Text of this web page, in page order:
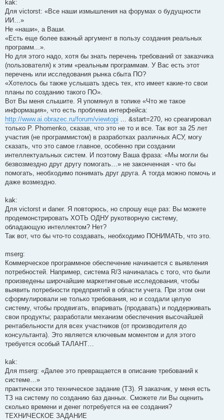
kak:
Для victorst: «Все наши измышления на форумах о будущности
ИИ…»
Не «наши», а Ваши.
«Есть еще более важный аргумент в пользу создания реальных
программ...».
Но для этого надо, хотя бы знать перечень требований от заказчика
(пользователя) к этим «реальным программам. У Вас есть этот
перечень или исследования рынка сбыта ПО?
«Хотелось бы также услышать здесь тех, кто имеет какие-то свои
планы по созданию такого ПО».
Вот Вы меня слышите. Я упомянул в топике «Что же такое
информация», что есть проблема интерфейса:
http://www.ai.obrazec.ru/forum/viewtopi ... &start=270, но среагировал
только P. Phomenko, сказав, что это не то и все. Так вот за 25 лет
участия (не программистом) в разработках различных АСУ, могу
сказать, что это самое главное, особенно при создании
интеллектуальных систем. И поэтому Ваша фраза: «Мы могли бы
безвозмездно друг другу помогать…» не законченная - что бы
помогать, необходимо понимать друг друга. А тогда можно помочь и
даже возмездно.
kak:
Для victorst и daner. Я повторюсь, но спрошу еще раз: Вы можете
продемонстрировать ХОТЬ ОДНУ рукотворную систему,
обладающую интеллектом? Нет?
Так вот, что бы что-то создавать, необходимо ПОНИМАТЬ, что это.
mserg:
Коммерческое программное обеспечение начинается с выявления
потребностей. Например, система R/3 начиналась с того, что были
произведены широчайшие маркетинговые исследования, чтобы
выявить потребности предприятий в области учета. При этом они
сформулировали не только требования, но и создали целую
систему, чтобы продвигать, впаривать (продавать) и поддерживать
свои продукты; разработали механизм обеспечения высочайшей
рентабельности для всех участников (от производителя до
консультанта). Это является ключевым моментом и для этого
требуется особый ТАЛАНТ…
kak:
Для mserg: «Далее это превращается в описание требований к
системе…»
практически это техническое задание (ТЗ). Я заказчик, у меня есть
ТЗ на систему по созданию баз данных. Сможете ли Вы оценить
сколько времени и денег потребуется на ее создания?
ТЕХНИЧЕСКОЕ ЗАДАНИЕ